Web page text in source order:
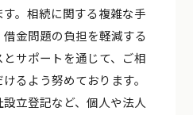
。相続に関する複雑な手
金問題の負担を軽減する
サポートを通じて、ご相
るよう努めております。
立登記など、個人や法人